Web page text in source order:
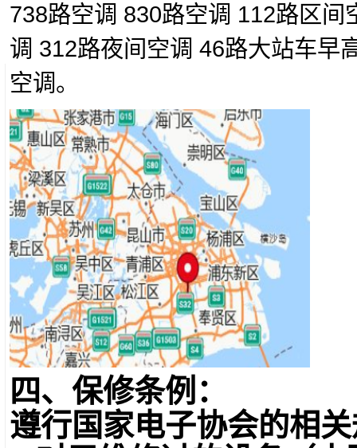
738路空调 830路空调 112路区间
调 312路夜间空调 46路大站车早
空调。
四、保修条例：
遵行国家电子协会的相